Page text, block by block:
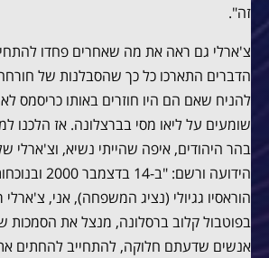
זה".
צ'ארלי גם ראה את מה שאחרים פחדו
הדברים התארכו כל כך שהסבלנות של
להניח שאם הם היו חוזרים באותו כריסמס
שומעים על ליאו מסי בברצלונה. אז הלכנו
בהר היהודים, איפה שהייתי נשיא, וצ'ארלי
הידועה ורשם:
הוראסיו גגיולי (נציג המשפחה), אני,
בפוטבול קלוב ברסלונה, מנצל את הסמכות
אנשים שדעתם חלוקה, להתחייב להחתים את